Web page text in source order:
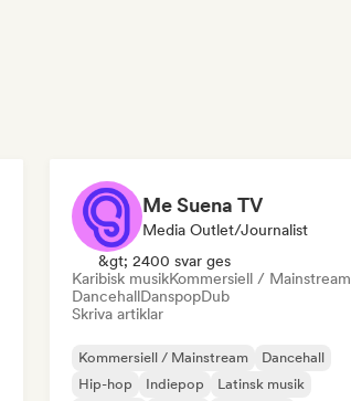
Me Suena TV
Media Outlet/Journalist
&gt; 2400 svar ges
Karibisk musikKommersiell / Mainstream
DancehallDanspopDub
Skriva artiklar
Kommersiell / Mainstream
Dancehall
Hip-hop
Indiepop
Latinsk musik